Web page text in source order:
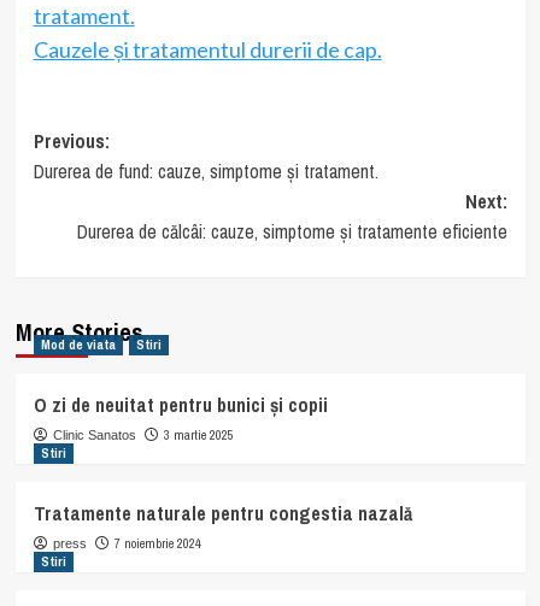
tratament.
Cauzele și tratamentul durerii de cap.
Post
navigation
Previous:
Durerea de fund: cauze, simptome și tratament.
Next:
Durerea de călcâi: cauze, simptome și tratamente eficiente
More Stories
Mod de viata Stiri
O zi de neuitat pentru bunici și copii
Clinic Sanatos
3 martie 2025
Stiri
Tratamente naturale pentru congestia nazală
press
7 noiembrie 2024
Stiri